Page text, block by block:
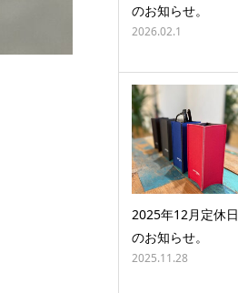
のお知らせ。
2026.02.1
2025年12月定休日
のお知らせ。
2025.11.28